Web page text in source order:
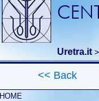
Uretra.it >
<< Back
HOME